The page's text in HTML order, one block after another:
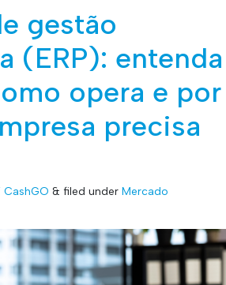
gestão
(ERP): entenda
opera e por
precisa
CashGO & filed under Mercado